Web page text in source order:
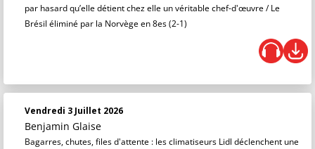
par hasard qu’elle détient chez elle un véritable chef-d'œuvre / Le
Brésil éliminé par la Norvège en 8es (2-1)
Vendredi 3 Juillet 2026
Benjamin Glaise
Bagarres, chutes, files d'attente : les climatiseurs Lidl déclenchent une